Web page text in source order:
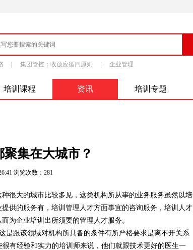
集团管控：收放应循四原则 企业管理
培训课程 资讯 培训专题
集在大城市？
浏览次数： 281
种很大的城市比较多见，这类机构所从事的业务服务虽然以培
供的服务有，培训管理人才方面事宜的咨询服务，培训人才
为企业培训出所须要的管理人才服务。
跟该领域对机构所具备的条件有所严格要求是离不开关系
很有经验和实力的培训师来说，他们就跟技术更好的医生一